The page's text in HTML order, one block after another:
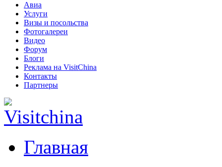
Авиа
Услуги
Визы и посольства
Фотогалереи
Видео
Форум
Блоги
Реклама на VisitChina
Контакты
Партнеры
Главная